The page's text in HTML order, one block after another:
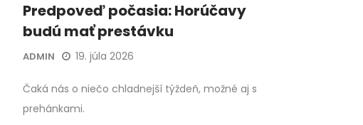
Predpoveď počasia: Horúčavy
budú mať prestávku
ADMIN 19. júla 2026
Čaká nás o niečo chladnejší týždeň, možné aj s
prehánkami.